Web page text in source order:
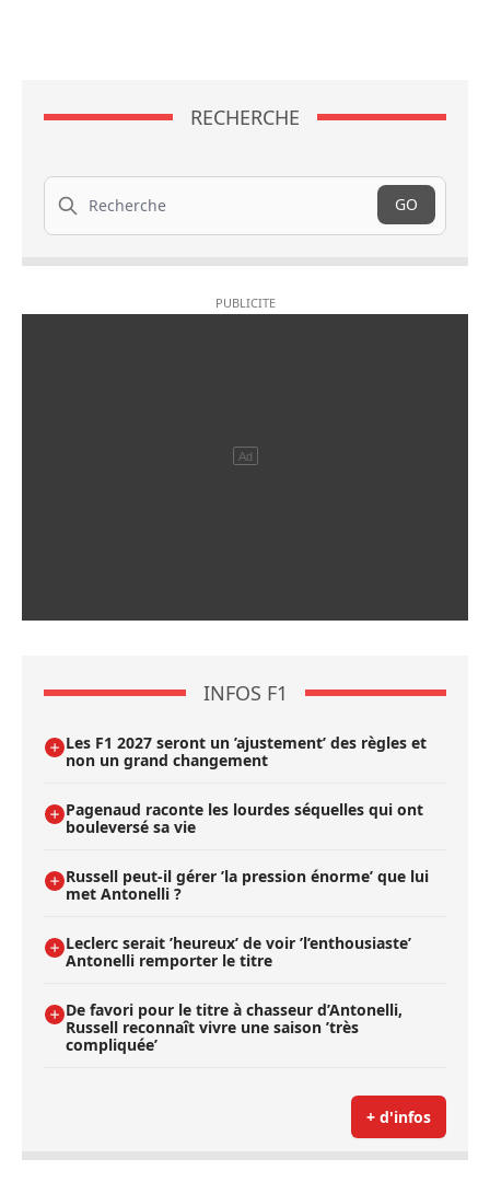
RECHERCHE
Recherche
GO
INFOS F1
Les F1 2027 seront un ’ajustement’ des règles et
non un grand changement
Pagenaud raconte les lourdes séquelles qui ont
bouleversé sa vie
Russell peut-il gérer ’la pression énorme’ que lui
met Antonelli ?
Leclerc serait ’heureux’ de voir ’l’enthousiaste’
Antonelli remporter le titre
De favori pour le titre à chasseur d’Antonelli,
Russell reconnaît vivre une saison ’très
compliquée’
+ d'infos